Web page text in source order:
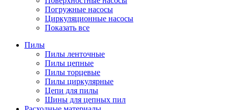
Погружные насосы
Циркуляционные насосы
Показать все
Пилы
Пилы ленточные
Пилы цепные
Пилы торцевые
Пилы циркулярные
Цепи для пилы
Шины для цепных пил